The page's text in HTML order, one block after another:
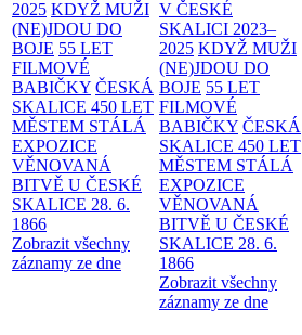
2025 KDYŽ MUŽI
(NE)JDOU DO
BOJE 55 LET
FILMOVÉ
BABIČKY ČESKÁ
SKALICE 450 LET
MĚSTEM STÁLÁ
EXPOZICE
VĚNOVANÁ
BITVĚ U ČESKÉ
SKALICE 28. 6.
1866
Zobrazit všechny
záznamy ze dne
V ČESKÉ
SKALICI 2023–
2025 KDYŽ MUŽI
(NE)JDOU DO
BOJE 55 LET
FILMOVÉ
BABIČKY ČESKÁ
SKALICE 450 LET
MĚSTEM STÁLÁ
EXPOZICE
VĚNOVANÁ
BITVĚ U ČESKÉ
SKALICE 28. 6.
1866
Zobrazit všechny
záznamy ze dne